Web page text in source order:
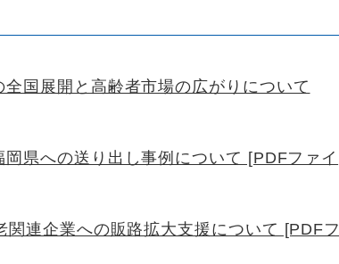
国展開と高齢者市場の広がりについて
県への送り出し事例について [PDFファイ
連企業への販路拡大支援について [PDFフ